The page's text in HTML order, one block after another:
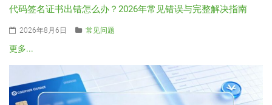
代码签名证书出错怎么办？2026年常见错误与完整解决指南
2026年8月6日 常见问题
更多...